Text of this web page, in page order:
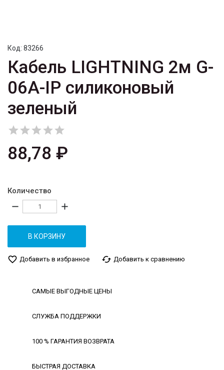
Код: 83266
Кабель LIGHTNING 2м G-
06A-IP силиконовый
зеленый

88,78 ₽
Количество
remove add
В КОРЗИНУ
favorite_border Добавить в избранное cached Добавить к сравнению
САМЫЕ ВЫГОДНЫЕ ЦЕНЫ
СЛУЖБА ПОДДЕРЖКИ
100 % ГАРАНТИЯ ВОЗВРАТА
БЫСТРАЯ ДОСТАВКА